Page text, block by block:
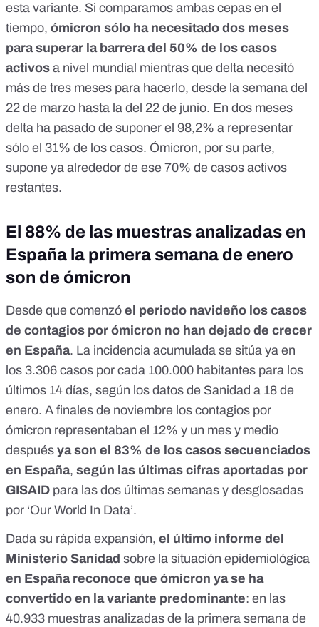
esta variante. Si comparamos ambas cepas en el
tiempo, ómicron sólo ha necesitado dos meses
para superar la barrera del 50% de los casos
activos a nivel mundial mientras que delta necesitó
más de tres meses para hacerlo, desde la semana del
22 de marzo hasta la del 22 de junio. En dos meses
delta ha pasado de suponer el 98,2% a representar
sólo el 31% de los casos. Ómicron, por su parte,
supone ya alrededor de ese 70% de casos activos
restantes.
El 88% de las muestras analizadas en
España la primera semana de enero
son de ómicron
Desde que comenzó el periodo navideño los casos
de contagios por ómicron no han dejado de crecer
en España. La incidencia acumulada se sitúa ya en
los 3.306 casos por cada 100.000 habitantes para los
últimos 14 días, según los datos de Sanidad a 18 de
enero. A finales de noviembre los contagios por
ómicron representaban el 12% y un mes y medio
después ya son el 83% de los casos secuenciados
en España, según las últimas cifras aportadas por
GISAID para las dos últimas semanas y desglosadas
por ‘Our World In Data’.
Dada su rápida expansión, el último informe del
Ministerio Sanidad sobre la situación epidemiológica
en España reconoce que ómicron ya se ha
convertido en la variante predominante: en las
40.933 muestras analizadas de la primera semana de